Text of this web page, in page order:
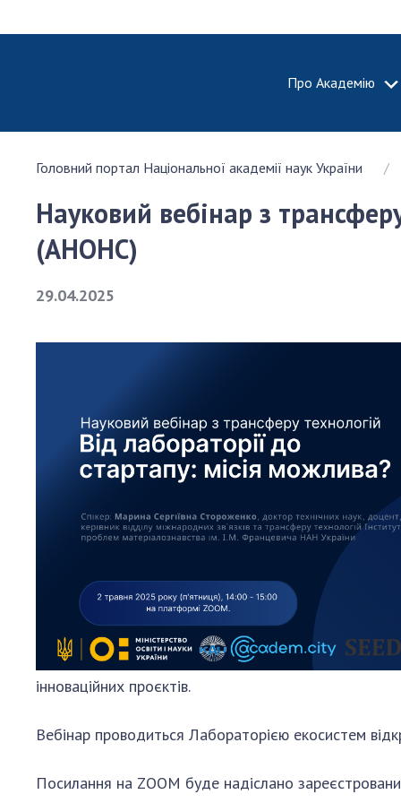
Про Академію
Про
України
імені
НАН
Головний портал Національної академії наук України
Науковий вебінар з
(АНОНС)
29.04.2025
інноваційних проєктів.
Вебінар проводиться Лабораторією екосистем
Посилання на ZOOM буде надіслано